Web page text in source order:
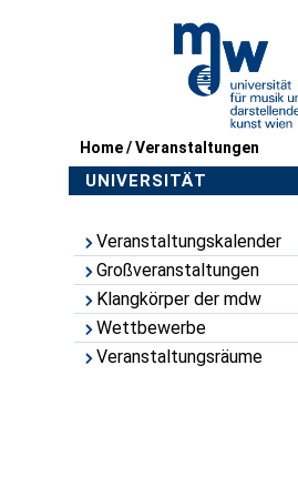
Home/Veranstaltungen
UNIVERSITÄT
Veranstaltungskalender
Großveranstaltungen
Klangkörper der mdw
Wettbewerbe
Veranstaltungsräume